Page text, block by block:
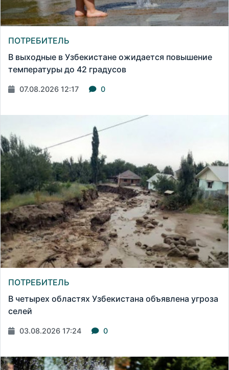
ПОТРЕБИТЕЛЬ
В выходные в Узбекистане ожидается повышение
температуры до 42 градусов
07.08.2026 12:17 0
ПОТРЕБИТЕЛЬ
В четырех областях Узбекистана объявлена угроза
селей
03.08.2026 17:24 0